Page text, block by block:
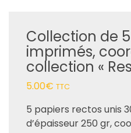
Collection de
imprimés,
collection «
5.00€ TTC
5 papiers rectos unis
d’épaisseur 250 gr,